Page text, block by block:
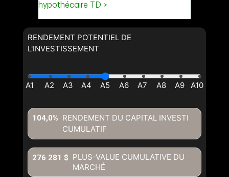
RENDEMENT POTENTIEL DE
L'INVESTISSEMENT
RENDEMENT DU CAPITAL INVESTI
CUMULATIF
104,0%
PLUS-VALUE CUMULATIVE DU
MARCHÉ
276 281 $